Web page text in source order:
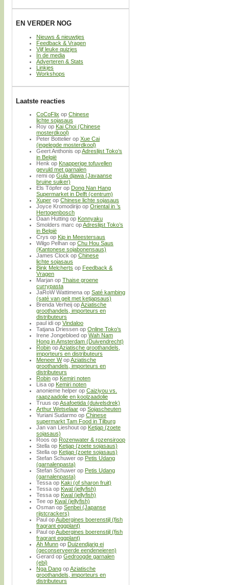
EN VERDER NOG
Nieuws & nieuwtjes
Feedback & Vragen
Vijf leuke quizjes
In de media
Adverteren & Stats
Linkjes
Workshops
Laatste reacties
CoCoFlix op Chinese
lichte sojasaus
Roy op Kai Choi (Chinese
mosterdkool)
Peter Bottelier op Xue Cai
(ingelegde mosterdkool)
Geert Anthonis opAdreslijst Toko’s
in België
Henk op Knapperige tofuvellen
gevuld met garnalen
remi op Gula djawa (Javaanse
bruine suiker)
Els Töpfer op Dong Nan Hang
Supermarket in Delft (centrum)
Xuper op Chinese lichte sojasaus
Joyce Kromodirijo op Oriental in ’s
Hertogenbosch
Daan Hutting op Konnyaku
Smolders marc opAdreslijst Toko’s
in België
Crys op Kip in Meestersaus
Wilgo Pelhan op Chu Hou Saus
(Kantonese sojabonensaus)
James Clock op Chinese
lichte sojasaus
Bink Melcherts op Feedback &
Vragen
Marjan op Thaise groene
currypasta
JaRoW Wattimena op Saté kambing
(saté van geit met ketjapsaus)
Brenda Verheij opAziatische
groothandels, importeurs en
distributeurs
paul idi op Vindaloo
Tatjana Driessen op Online Toko’s
Irene Jongebloed op Wah Nam
Hong in Amsterdam (Duivendrecht)
Robin opAziatische groothandels,
importeurs en distributeurs
Meneer WopAziatische
groothandels, importeurs en
distributeurs
Robin op Kemiri noten
Lisa op Kemiri noten
anonieme helper op Caiziyou vs.
raapzaadolie en koolzaadolie
Truus opAsafoetida (duivelsdrek)
Arthur Wetselaar op Sojascheuten
Yuriani Sudarmo op Chinese
supermarkt Tam Food in Tilburg
Jan van Lieshout op Ketjap (zoete
sojasaus)
Roos op Rozenwater & rozensiroop
Stella op Ketjap (zoete sojasaus)
Stella op Ketjap (zoete sojasaus)
Stefan Schuwer op Petis Udang
(garnalenpasta)
Stefan Schuwer op Petis Udang
(garnalenpasta)
Tessa op Kaki (of sharon fruit)
Tessa op Kwal (jellyfish)
Tessa op Kwal (jellyfish)
Tee op Kwal (jellyfish)
Osman op Senbei (Japanse
rijstcrackers)
Paul opAubergines boerenstijl (fish
fragrant eggplant)
Paul opAubergines boerenstijl (fish
fragrant eggplant)
Ah Munn op Duizendjarig ei
(geconserveerde eendeneieren)
Gerard op Gedroogde garnalen
(ebi)
Nga Dang opAziatische
groothandels, importeurs en
distributeurs